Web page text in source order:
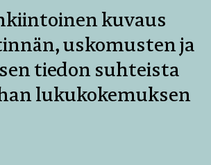
kuvaus
uskomusten ja
tiedon suhteista
lukukokemuksen